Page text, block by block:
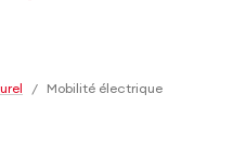
/ Mobilité électrique